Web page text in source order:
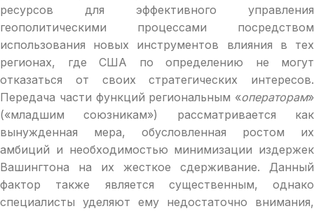
ресурсов для эффективного управления
геополитическими процессами посредством
использования новых инструментов влияния в тех
регионах, где США по определению не могут
отказаться от своих стратегических интересов.
Передача части функций региональным «операторам»
(«младшим союзникам») рассматривается как
вынужденная мера, обусловленная ростом их
амбиций и необходимостью минимизации издержек
Вашингтона на их жесткое сдерживание. Данный
фактор также является существенным, однако
специалисты уделяют ему недостаточно внимания,